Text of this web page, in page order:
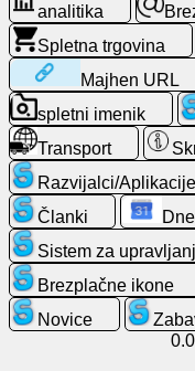
pošta
analitika
Spletna
trgovina
Razvijalci/Aplikacije
Orodja
delo
analitika
Spletna trgovina
Majhen URL
spletni imenik
Transport
Razvijalci/Aplikacije
Članki
Sistem za
Brezplačne ikone
Novice